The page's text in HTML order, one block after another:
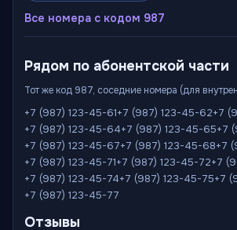
Все номера с кодом 987
Рядом по абонентской части
Тот же код 987, соседние номера (для
+7 (987) 123-45-61+7 (987) 123-45-62+7
+7 (987) 123-45-64+7 (987) 123-45-65+7
+7 (987) 123-45-67+7 (987) 123-45-68+7
+7 (987) 123-45-71+7 (987) 123-45-72+7
+7 (987) 123-45-74+7 (987) 123-45-75+7
+7 (987) 123-45-77
Отзывы